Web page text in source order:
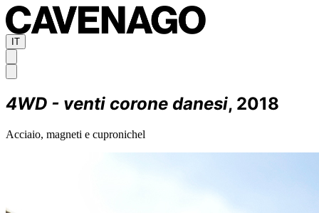
IT
4WD - venti corone danesi, 2018
Acciaio, magneti e cupronichel